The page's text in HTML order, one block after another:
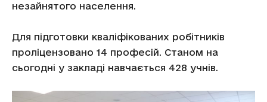
незайнятого населення.
Для підготовки кваліфікованих робітників
проліцензовано 14 професій. Станом на
сьогодні у закладі навчається 428 учнів.